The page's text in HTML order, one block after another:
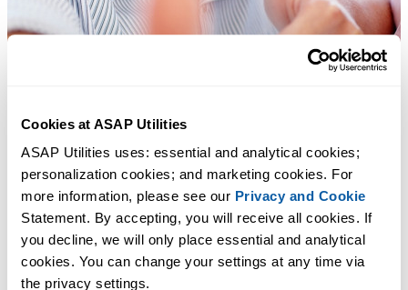
Cookies at ASAP Utilities
ASAP Utilities uses: essential and analytical cookies;
personalization cookies; and marketing cookies. For
more information, please see our Privacy and Cookie
Statement. By accepting, you will receive all cookies. If
you decline, we will only place essential and analytical
cookies. You can change your settings at any time via
the privacy settings.